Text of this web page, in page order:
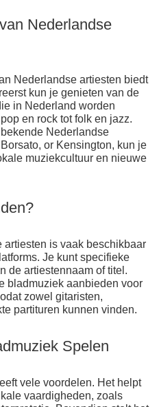
Nederlandse
Nederlandse artiesten biedt
kun je genieten van de
in Nederland worden
en rock tot folk en jazz.
Nederlandse
or Kensington, kun je
muziekcultuur en nieuwe
is vaak beschikbaar
Je kunt specifieke
de artiestennaam of titel.
bladmuziek aanbieden voor
zowel gitaristen,
partituren kunnen vinden.
Spelen
vele voordelen. Het helpt
vaardigheden, zoals